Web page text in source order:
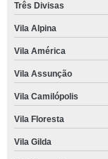
Três Divisas
Vila Alpina
Vila América
Vila Assunção
Vila Camilópolis
Vila Floresta
Vila Gilda